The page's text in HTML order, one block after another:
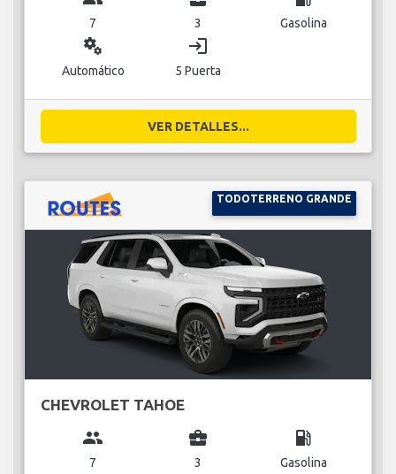
7 3 Gasolina
miscellaneous_services
Automático
login
5 Puerta
VER DETALLES...
TODOTERRENO GRANDE
CHEVROLET TAHOE
group
7
business_center
3
local_gas_station
Gasolina